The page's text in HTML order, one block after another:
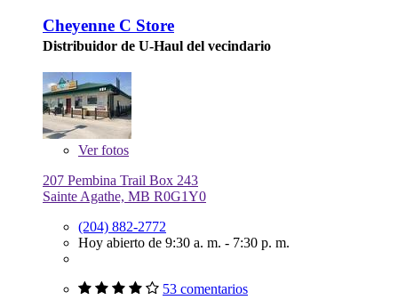
Cheyenne C Store
Distribuidor de U-Haul del vecindario
Verfotos
207 Pembina Trail Box 243
Sainte Agathe, MB R0G1Y0
(204) 882-2772
Hoy abierto de 9:30 a. m. - 7:30 p. m.
53 comentarios